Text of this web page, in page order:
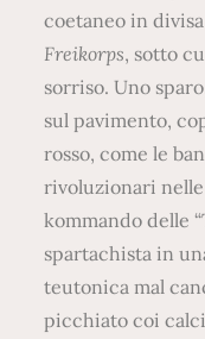
coetaneo in
Freikorps, sotto
sorriso. Uno
sul pavimento,
rosso, come le
rivoluzionari
kommando delle
spartachista in
teutonica mal
picchiato coi